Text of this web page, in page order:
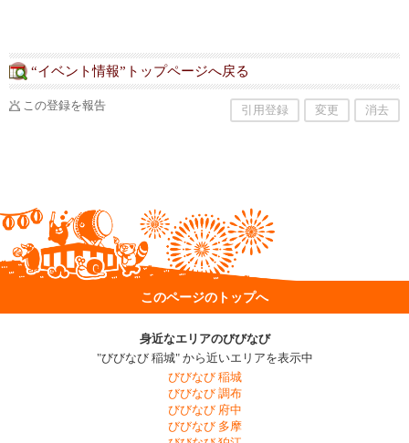
“イベント情報”トップページへ戻る
この登録を報告 引用登録 変更 消去
このページのトップへ
身近なエリアのびびなび
"びびなび 稲城" から近いエリアを表示中
びびなび 稲城
びびなび 調布
びびなび 府中
びびなび 多摩